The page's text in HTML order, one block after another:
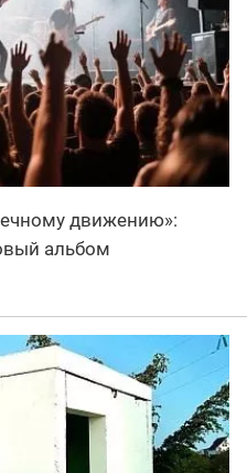
движению»:
альбом